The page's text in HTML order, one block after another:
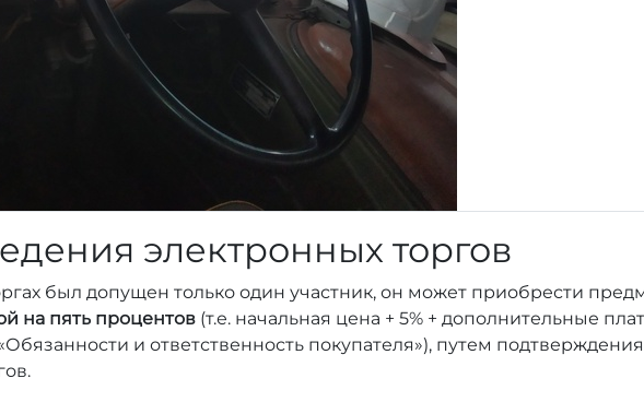
электронных торгов
был допущен только один участник, он может приобрести
на пять процентов (т.е. начальная цена + 5% + дополнительные
и ответственность покупателя»), путем